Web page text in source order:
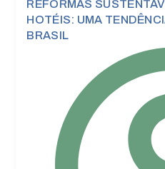
REFORMAS
HOTÉIS: UMA
BRASIL